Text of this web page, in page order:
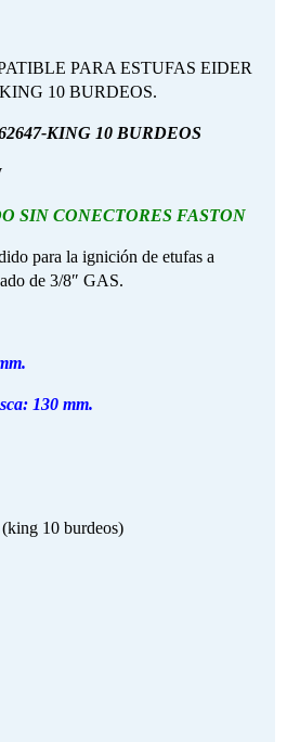
PARA ESTUFAS EIDER
10 BURDEOS.
KING 10 BURDEOS
SIN CONECTORES FASTON
para la ignición de etufas a
de 3/8″ GAS.
130 mm.
10 burdeos)